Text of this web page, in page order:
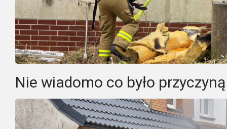
Nie wiadomo co było